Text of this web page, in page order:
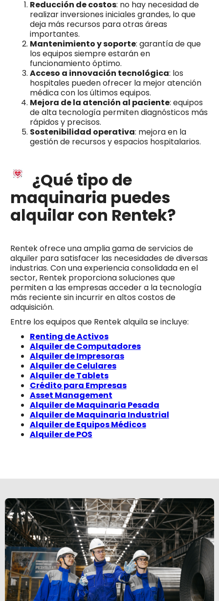
Reducción de costos: no hay necesidad de
realizar inversiones iniciales grandes, lo que
deja más recursos para otras áreas
importantes.
Mantenimiento y soporte: garantía de que
los equipos siempre estarán en
funcionamiento óptimo.
Acceso a innovación tecnológica: los
hospitales pueden ofrecer la mejor atención
médica con los últimos equipos.
Mejora de la atención al paciente: equipos
de alta tecnología permiten diagnósticos más
rápidos y precisos.
Sostenibilidad operativa: mejora en la
gestión de recursos y espacios hospitalarios.
¿Qué tipo de
maquinaria puedes
alquilar con Rentek?
Rentek ofrece una amplia gama de servicios de
alquiler para satisfacer las necesidades de diversas
industrias. Con una experiencia consolidada en el
sector, Rentek proporciona soluciones que
permiten a las empresas acceder a la tecnología
más reciente sin incurrir en altos costos de
adquisición.
Entre los equipos que Rentek alquila se incluye:
Renting de Activos
Alquiler de Computadores
Alquiler de Impresoras
Alquiler de Celulares
Alquiler de Tablets
Crédito para Empresas
Asset Management
Alquiler de Maquinaria Pesada
Alquiler de Maquinaria Industrial
Alquiler de Equipos Médicos
Alquiler de POS